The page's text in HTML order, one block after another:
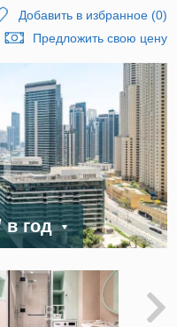
Добавить в избранное(0)
Предложить свою цену
в год